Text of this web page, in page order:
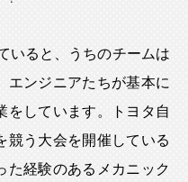
いると、うちのチームは
エンジニアたちが基本に
をしています。トヨタ自
競う大会を開催している
た経験のあるメカニック